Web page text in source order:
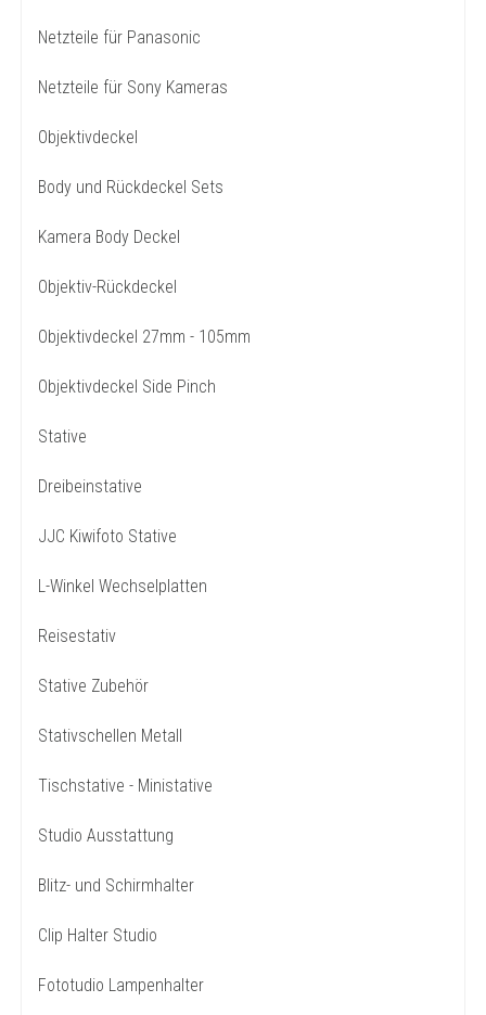
Netzteile für Panasonic
Netzteile für Sony Kameras
Objektivdeckel
Body und Rückdeckel Sets
Kamera Body Deckel
Objektiv-Rückdeckel
Objektivdeckel 27mm - 105mm
Objektivdeckel Side Pinch
Stative
Dreibeinstative
JJC Kiwifoto Stative
L-Winkel Wechselplatten
Reisestativ
Stative Zubehör
Stativschellen Metall
Tischstative - Ministative
Studio Ausstattung
Blitz- und Schirmhalter
Clip Halter Studio
Fototudio Lampenhalter